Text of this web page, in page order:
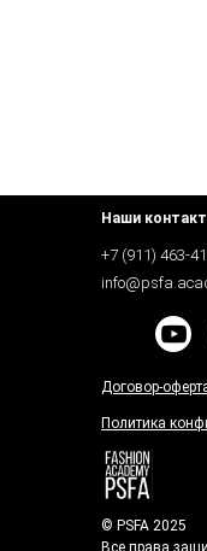
Политика
Договор-
+7 (911) 463-
Наши
© PSFA 2025
Все права